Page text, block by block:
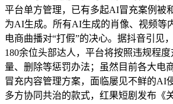
平台单方管理，已有多起AI冒充案例被
为AI生成。所有AI生成的肖像、视频等
电商曲播对“打假”的决心。据抖音引见
180余位头部达人，平台将按照违规程
量、删除等惩罚办法；虽然目前各大电
冒充内容管理方案，面临屡见不鲜的AI
多方协同共治的款式，红果短剧发布《